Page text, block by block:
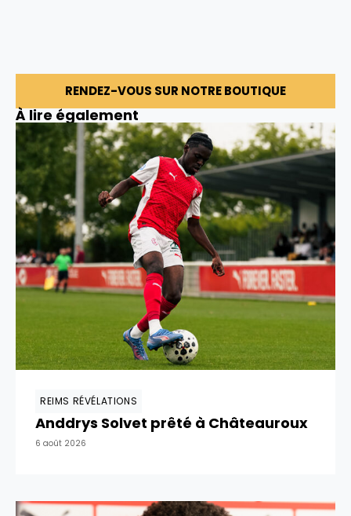
RENDEZ-VOUS SUR NOTRE BOUTIQUE
À lire également
REIMS RÉVÉLATIONS
Anddrys Solvet prêté à Châteauroux
6 août 2026